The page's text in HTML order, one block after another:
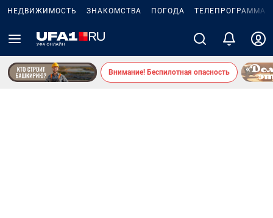
НЕДВИЖИМОСТЬ ЗНАКОМСТВА ПОГОДА ТЕЛЕПРОГРАММА
Внимание! Беспилотная опасность